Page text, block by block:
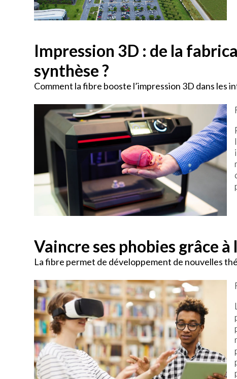
Impression 3D : de la
synthèse ?
Comment la fibre booste l’impression 3D dans les
Vaincre ses phobies grâce
La fibre permet de développement de nouvelles